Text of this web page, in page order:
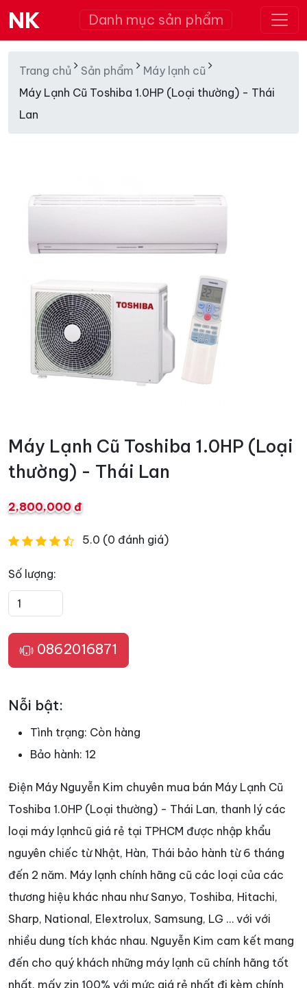
NK Danh mục sản phẩm
Trang chủ Sản phẩm
Máy lạnh cũ
Máy Lạnh Cũ Toshiba 1.0HP (Loại thường) - Thái
Lan
Máy Lạnh Cũ Toshiba 1.0HP (Loại
thường) - Thái Lan
2,800,000 đ
5.0 (0 đánh giá)
Số lượng:
0862016871
Nỗi bật:
Tình trạng: Còn hàng
Bảo hành: 12
Điện Máy Nguyễn Kim chuyên mua bán Máy Lạnh Cũ
Toshiba 1.0HP (Loại thường) - Thái Lan, thanh lý các
loại máy lạnhcũ giá rẻ tại TPHCM được nhập khẩu
nguyên chiếc từ Nhật, Hàn, Thái bảo hành từ 6 tháng
đến 2 năm. Máy lạnh chính hãng cũ các loại của các
thương hiệu khác nhau như Sanyo, Toshiba, Hitachi,
Sharp, National, Elextrolux, Samsung, LG … với với
nhiều dung tích khác nhau. Nguyễn Kim cam kết mang
đến cho quý khách những máy lạnh cũ chính hãng tốt
nhất, mấy zin 100% với mức giá rẻ nhất đi kèm chính